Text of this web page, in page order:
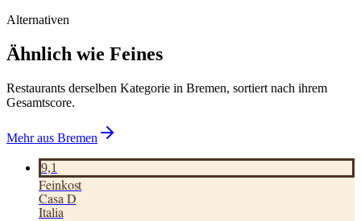
Alternativen
Ähnlich wie Feines
Restaurants derselben Kategorie in Bremen, sortiert nach ihrem
Gesamtscore.
Mehr aus Bremen
9,1
Feinkost
Casa D
Italia